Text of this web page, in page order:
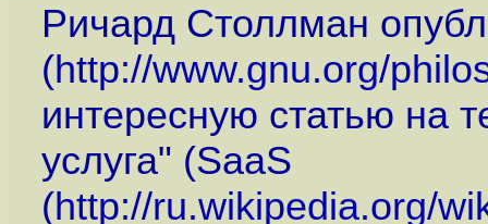
Ричард Столлман
(http://www.gnu.org/
интересную статью на
услуга" (SaaS
(http://ru.wikipedia.org/